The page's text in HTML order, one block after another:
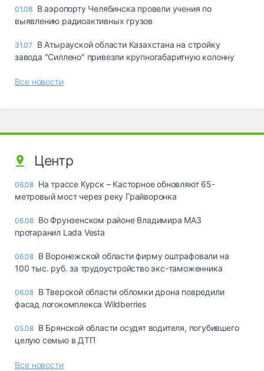
01.08 В аэропорту Челябинска провели учения по
выявлению радиоактивных грузов
31.07
В Атырауской области Казахстана на стройку
завода "Силлено" привезли крупногабаритную колонну
Все новости
Центр
06.08 На трассе Курск – Касторное обновляют 65-
метровый мост через реку Грайворонка
06.08 Во Фрунзенском районе Владимира МАЗ
протаранил Lada Vesta
06.08 В Воронежской области фирму оштрафовали на
100 тыс. руб. за трудоустройство экс-таможенника
06.08 В Тверской области обломки дрона повредили
фасад логокомплекса Wildberries
05.08 В Брянской области осудят водителя, погубившего
целую семью в ДТП
Все новости